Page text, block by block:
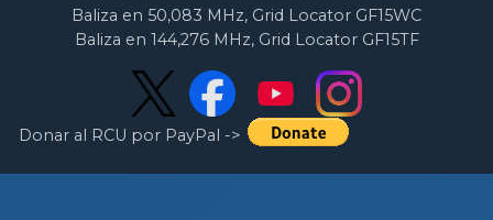
Baliza en 50,083 MHz, Grid Locator GF15WC
Baliza en 144,276 MHz, Grid Locator GF15TF
Donar al RCU por PayPal ->